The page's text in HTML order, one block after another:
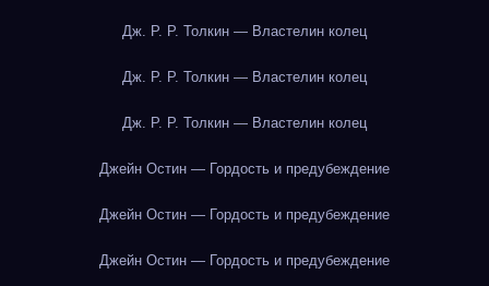
Дж. Р. Р. Толкин — Властелин колец
Дж. Р. Р. Толкин — Властелин колец
Дж. Р. Р. Толкин — Властелин колец
Джейн Остин — Гордость и предубеждение
Джейн Остин — Гордость и предубеждение
Джейн Остин — Гордость и предубеждение